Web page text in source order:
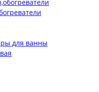
для ванны